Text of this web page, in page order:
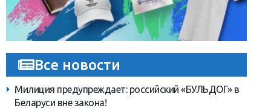
Все новости
Милиция предупреждает: российский «БУЛЬДОГ» в
Беларуси вне закона!